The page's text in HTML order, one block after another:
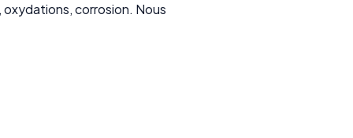
corrosion. Nous